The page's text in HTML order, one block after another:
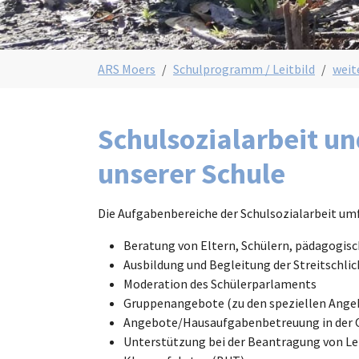
ARS Moers Schulprogramm / Leitbild
Schulsozialarbeit
unserer Schule
Die Aufgabenbereiche der Schulsozialarbeit
Beratung von Eltern, Schülern,
Ausbildung und Begleitung der
Moderation des Schülerparlaments
Gruppenangebote (zu den speziellen
Angebote/Hausaufgabenbetreuung in der
Unterstützung bei der Beantragung von